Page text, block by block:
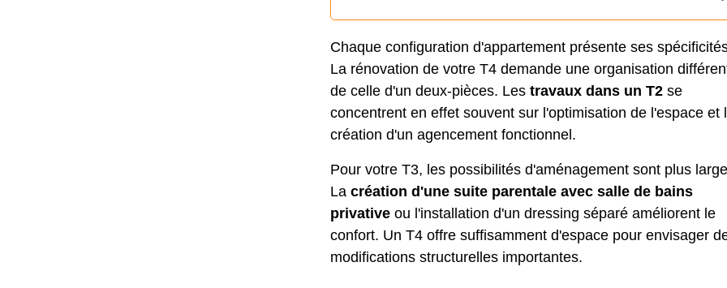
Chaque configuration d'appartement présente ses
La rénovation de votre T4 demande une organisation
de celle d'un deux-pièces. Les travaux dans un T2 se
concentrent en effet souvent sur l'optimisation de l'espace et
création d'un agencement fonctionnel.
Pour votre T3, les possibilités d'aménagement sont plus
La création d'une suite parentale avec salle de bains
privative ou l'installation d'un dressing séparé améliorent le
confort. Un T4 offre suffisamment d'espace pour envisager
modifications structurelles importantes.